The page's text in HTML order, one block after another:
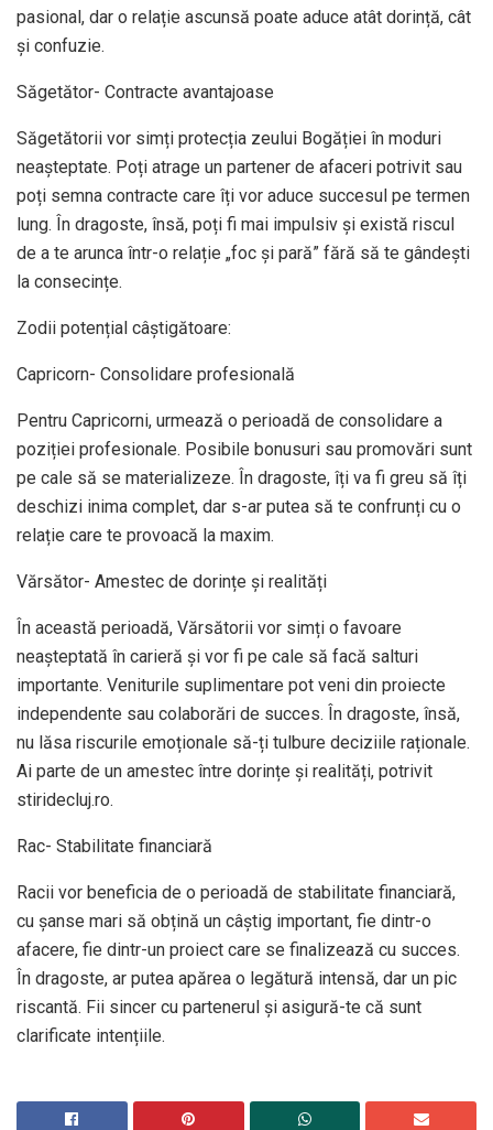
pasional, dar o relație ascunsă poate aduce atât dorință, cât
și confuzie.
Săgetător- Contracte avantajoase
Săgetătorii vor simți protecția zeului Bogăției în moduri
neașteptate. Poți atrage un partener de afaceri potrivit sau
poți semna contracte care îți vor aduce succesul pe termen
lung. În dragoste, însă, poți fi mai impulsiv și există riscul
de a te arunca într-o relație „foc și pară” fără să te gândești
la consecințe.
Zodii potențial câștigătoare:
Capricorn- Consolidare profesională
Pentru Capricorni, urmează o perioadă de consolidare a
poziției profesionale. Posibile bonusuri sau promovări sunt
pe cale să se materializeze. În dragoste, îți va fi greu să îți
deschizi inima complet, dar s-ar putea să te confrunți cu o
relație care te provoacă la maxim.
Vărsător- Amestec de dorințe și realități
În această perioadă, Vărsătorii vor simți o favoare
neașteptată în carieră și vor fi pe cale să facă salturi
importante. Veniturile suplimentare pot veni din proiecte
independente sau colaborări de succes. În dragoste, însă,
nu lăsa riscurile emoționale să-ți tulbure deciziile raționale.
Ai parte de un amestec între dorințe și realități, potrivit
stiridecluj.ro.
Rac- Stabilitate financiară
Racii vor beneficia de o perioadă de stabilitate financiară,
cu șanse mari să obțină un câștig important, fie dintr-o
afacere, fie dintr-un proiect care se finalizează cu succes.
În dragoste, ar putea apărea o legătură intensă, dar un pic
riscantă. Fii sincer cu partenerul și asigură-te că sunt
clarificate intențiile.